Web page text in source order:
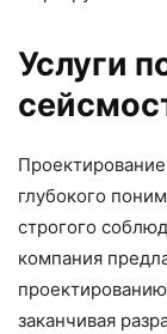
Услуги
глубокого
строгого
компания
заканчивая